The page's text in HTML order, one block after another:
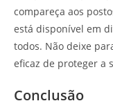
compareça aos
está disponível em
todos. Não deixe
eficaz de proteger a
Conclusão